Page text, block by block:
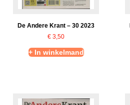
De Andere Krant – 30 2023
€ 3,50
+ In winkelmand